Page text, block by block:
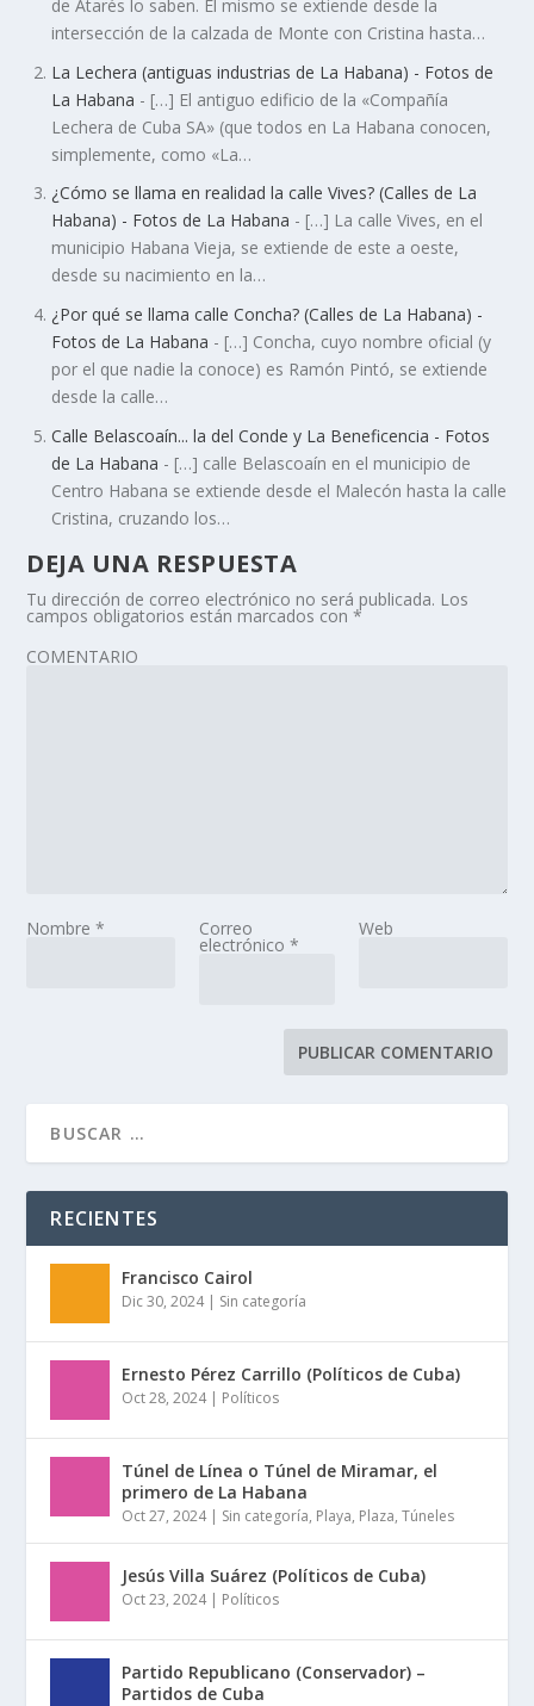
de Atarés lo saben. El mismo se extiende desde la
intersección de la calzada de Monte con Cristina hasta…
La Lechera (antiguas industrias de La Habana) - Fotos de
La Habana - […] El antiguo edificio de la «Compañía
Lechera de Cuba SA» (que todos en La Habana conocen,
simplemente, como «La…
¿Cómo se llama en realidad la calle Vives? (Calles de La
Habana) - Fotos de La Habana - […] La calle Vives, en el
municipio Habana Vieja, se extiende de este a oeste,
desde su nacimiento en la…
¿Por qué se llama calle Concha? (Calles de La Habana) -
Fotos de La Habana - […] Concha, cuyo nombre oficial (y
por el que nadie la conoce) es Ramón Pintó, se extiende
desde la calle…
Calle Belascoaín... la del Conde y La Beneficencia - Fotos
de La Habana - […] calle Belascoaín en el municipio de
Centro Habana se extiende desde el Malecón hasta la calle
Cristina, cruzando los…
DEJA UNA RESPUESTA
Tu dirección de correo electrónico no será publicada. Los
campos obligatorios están marcados con*
COMENTARIO
Nombre* Correo
electrónico *
Web
RECIENTES
Francisco Cairol
Dic 30, 2024| Sin categoría
Ernesto Pérez Carrillo (Políticos de Cuba)
Oct 28, 2024| Políticos
Túnel de Línea o Túnel de Miramar, el
primero de La Habana
Oct 27, 2024| Sin categoría, Playa, Plaza,Túneles
Jesús Villa Suárez (Políticos de Cuba)
Oct 23, 2024| Políticos
Partido Republicano (Conservador) –
Partidos de Cuba